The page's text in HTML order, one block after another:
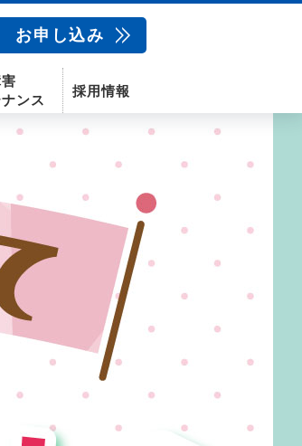
お申し込み
画配信サービス
新潟センター
時間 9:00～18:00
ンス
採用情報
新卒採用
中途採用